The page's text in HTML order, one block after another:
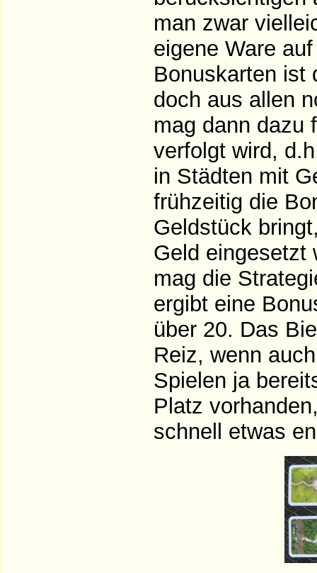
man zwar
eigene Ware
Bonuskarten ist
doch aus allen
mag dann dazu
verfolgt wird,
in Städten mit
frühzeitig die
Geldstück
Geld eingesetzt
mag die
ergibt eine
über 20. Das
Reiz, wenn
Spielen ja
Platz
schnell etwas